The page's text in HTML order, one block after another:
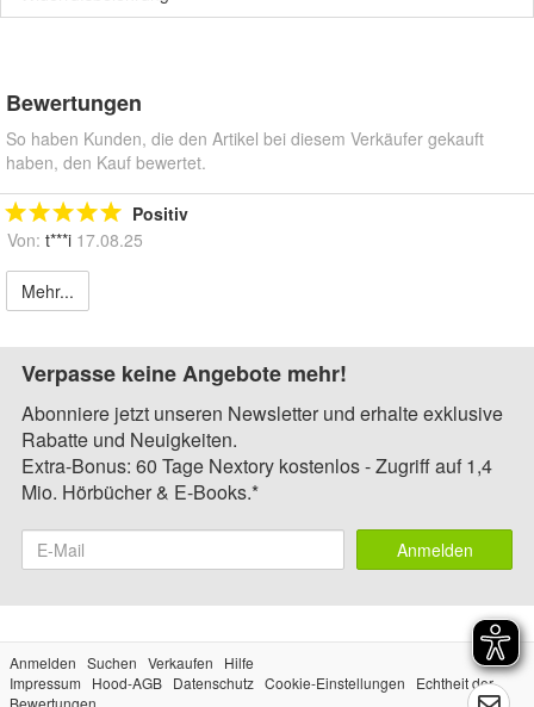
Bewertungen
So haben Kunden, die den Artikel bei diesem Verkäufer gekauft
haben, den Kauf bewertet.
Positiv
Von: t***i 17.08.25
Mehr...
Verpasse keine Angebote mehr!
Abonniere jetzt unseren Newsletter und erhalte exklusive
Rabatte und Neuigkeiten.
Extra-Bonus: 60 Tage Nextory kostenlos - Zugriff auf 1,4
Mio. Hörbücher & E-Books.*
Anmelden
Anmelden Suchen Verkaufen
Hilfe
Impressum
Hood-AGB Datenschutz Cookie-Einstellungen
Echtheit der